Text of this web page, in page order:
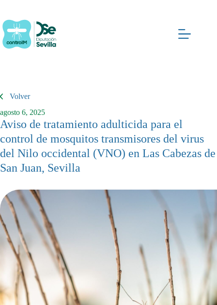
contenido
Volver
agosto 6, 2025
Aviso de tratamiento adulticida para el
control de mosquitos transmisores del virus
del Nilo occidental (VNO) en Las Cabezas de
San Juan, Sevilla